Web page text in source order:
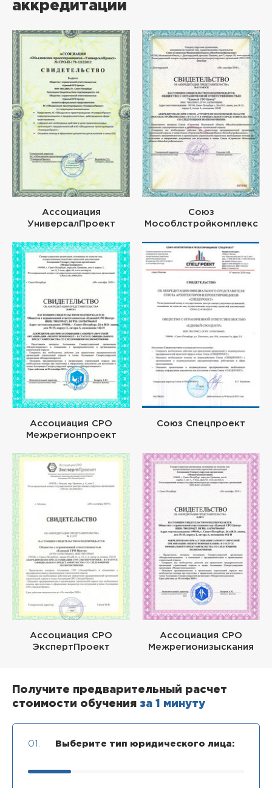
аккредитации
Ассоциация
УниверсалПроект
Союз
Мособлстройкомплекс
Ассоциация СРО
Межрегионпроект
Союз Спецпроект
Ассоциация СРО
ЭкспертПроект
Ассоциация СРО
Межрегионизыскания
Получите предварительный расчет
стоимости обучения за 1 минуту
01. Выберите тип юридического лица: